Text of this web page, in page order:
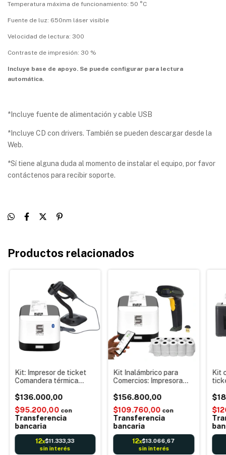
Temperatura máxima de funcionamiento: 50 °C
Fuente de luz: 650nm láser visible
Velocidad de lectura: 300
Contraste de impresión: 30 %
Incluye base de apoyo. Se puede configurar para lectura
automática.
*Incluye fuente de alimentación y cable USB
*Incluye CD con drivers. También se pueden descargar desde la
Web.
*Sí tiene alguna duda al momento de instalar el equipo, por favor
contáctenos para recibir soporte.
Productos relacionados
Kit: Impresor de ticket
Comandera térmica
+ Lector de código de
barras 1D con Base
Cobros Facturación
$136.000,00
$95.200,00 con
Transferencia
bancaria
12x$11.333,33
sin interés
Kit Inalámbrico para
Comercios: Impresora
Lector Códigos 1D
Inalámbrico + Rollos
$156.800,00
$109.760,00 con
Transferencia
bancaria
12x$13.066,67
sin interés
Kit